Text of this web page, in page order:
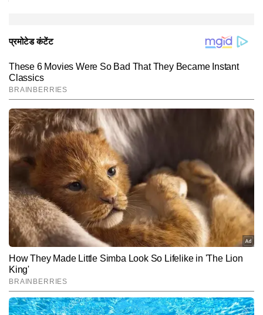
Hindi NewsEntertainment Television
End of Article
कविता AUTHOR
कविता टाइम्स नाउ नवभारत डिजीटल के एंटरटेनमेंट डेस्क में बतौर चीफ कॉपी
एडिटर की पोस्ट पर काम कर रही है. पत्रकारिता के क्षेत्र डिप्लोमा हासिल करने के
बाद कविता ने मनोरंजन के क्षेत्र में कदम रखा, जहां पर वह टीवी पत्रकारिता के क्षेत्र
में लंबे समय से काम कर रही है. टीवी के क्षेत्र में कविता की मजबूत पकड़ है. इस
और पढ़ें